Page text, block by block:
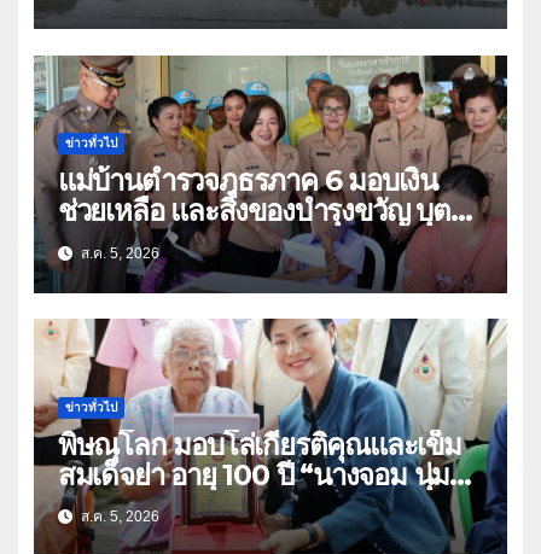
ข่าวทั่วไป
แม่บ้านตำรวจภูธรภาค 6 มอบเงิน
ช่วยเหลือ และสิ่งของบำรุงขวัญ บุตร-
ธิดา ข้าราชการตำรวจจังหวัด
อุทัยธานี
ส.ค. 5, 2026
ข่าวทั่วไป
พิษณุโลก มอบโล่เกียรติคุณและเข็ม
สมเด็จย่า อายุ 100 ปี “นางจอม นุ่ม
เนตร” ตำบลบ้านกร่าง อำเภอเมือง
ส.ค. 5, 2026